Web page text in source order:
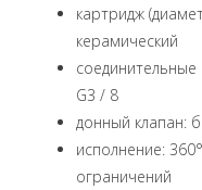
картридж
керамический
G3 / 8
донный клапан:
исполнение:
ограничений